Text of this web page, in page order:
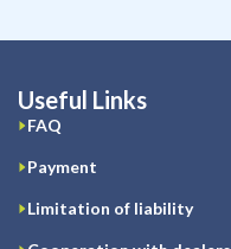
Useful Links
FAQ
Payment
Limitation of liability